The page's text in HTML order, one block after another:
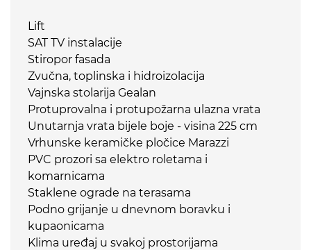
Lift
SAT TV instalacije
Stiropor fasada
Zvučna, toplinska i hidroizolacija
Vajnska stolarija Gealan
Protuprovalna i protupožarna ulazna vrata
Unutarnja vrata bijele boje - visina 225 cm
Vrhunske keramičke pločice Marazzi
PVC prozori sa elektro roletama i
komarnicama
Staklene ograde na terasama
Podno grijanje u dnevnom boravku i
kupaonicama
Klima uređaj u svakoj prostorijama